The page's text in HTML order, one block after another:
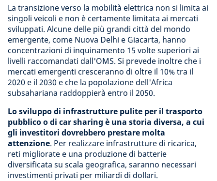
La transizione verso la mobilità elettrica non si limita ai
singoli veicoli e non è certamente limitata ai mercati
sviluppati. Alcune delle più grandi città del mondo
emergente, come Nuova Delhi e Giacarta, hanno
concentrazioni di inquinamento 15 volte superiori ai
livelli raccomandati dall'OMS. Si prevede inoltre che i
mercati emergenti cresceranno di oltre il 10% tra il
2020 e il 2030 e che la popolazione dell'Africa
subsahariana raddoppierà entro il 2050.
Lo sviluppo di infrastrutture pulite per il trasporto
pubblico o di car sharing è una storia diversa, a cui
gli investitori dovrebbero prestare molta
attenzione. Per realizzare infrastrutture di ricarica,
reti migliorate e una produzione di batterie
diversificata su scala geografica, saranno necessari
investimenti privati per miliardi di dollari.